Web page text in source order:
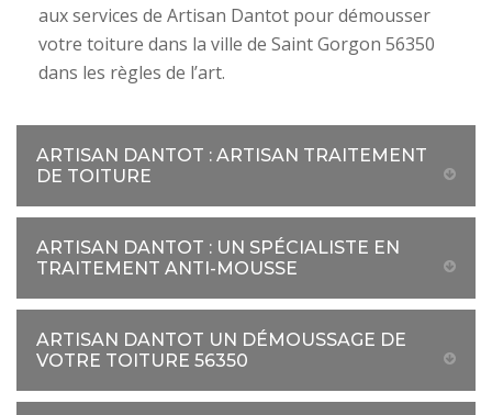
aux services de Artisan Dantot pour démousser
votre toiture dans la ville de Saint Gorgon 56350
dans les règles de l’art.
ARTISAN DANTOT : ARTISAN TRAITEMENT
DE TOITURE
ARTISAN DANTOT : UN SPÉCIALISTE EN
TRAITEMENT ANTI-MOUSSE
ARTISAN DANTOT UN DÉMOUSSAGE DE
VOTRE TOITURE 56350